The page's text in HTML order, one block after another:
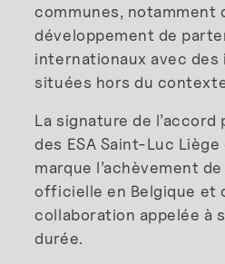
communes, notamment
développement de
internationaux avec
situées hors du
La signature de
des ESA Saint-Luc
marque l’achèvement
officielle en Belgique et
collaboration appelée à
durée.